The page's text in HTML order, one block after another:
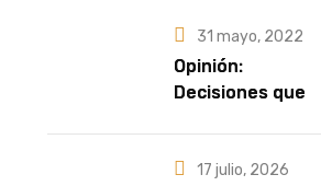
pérdida del poder31 mayo, 2022
Opinión:
Decisiones que
Fernando
17 julio, 2026